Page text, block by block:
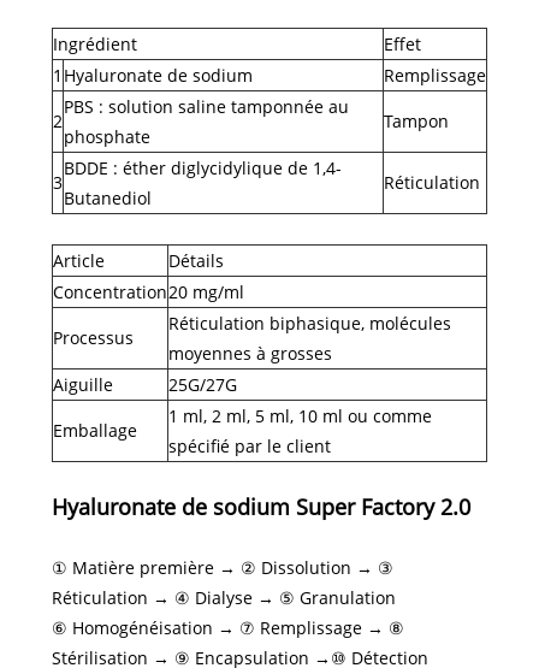
Ingrédient
Effet
1 Hyaluronate de sodium
Remplissage
2
PBS : solution saline tamponnée au
phosphate
Tampon
3
BDDE : éther diglycidylique de 1,4-
Butanediol
Réticulation
Article
Détails
Concentration20 mg/ml
Processus
Réticulation biphasique, molécules
moyennes à grosses
Aiguille
25G/27G
Emballage
1 ml, 2 ml, 5 ml, 10 ml ou comme
spécifié par le client
Hyaluronate de sodium Super Factory 2.0
① Matière première → ② Dissolution → ③
Réticulation → ④ Dialyse → ⑤ Granulation
⑥ Homogénéisation → ⑦ Remplissage → ⑧
Stérilisation → ⑨ Encapsulation →⑩ Détection